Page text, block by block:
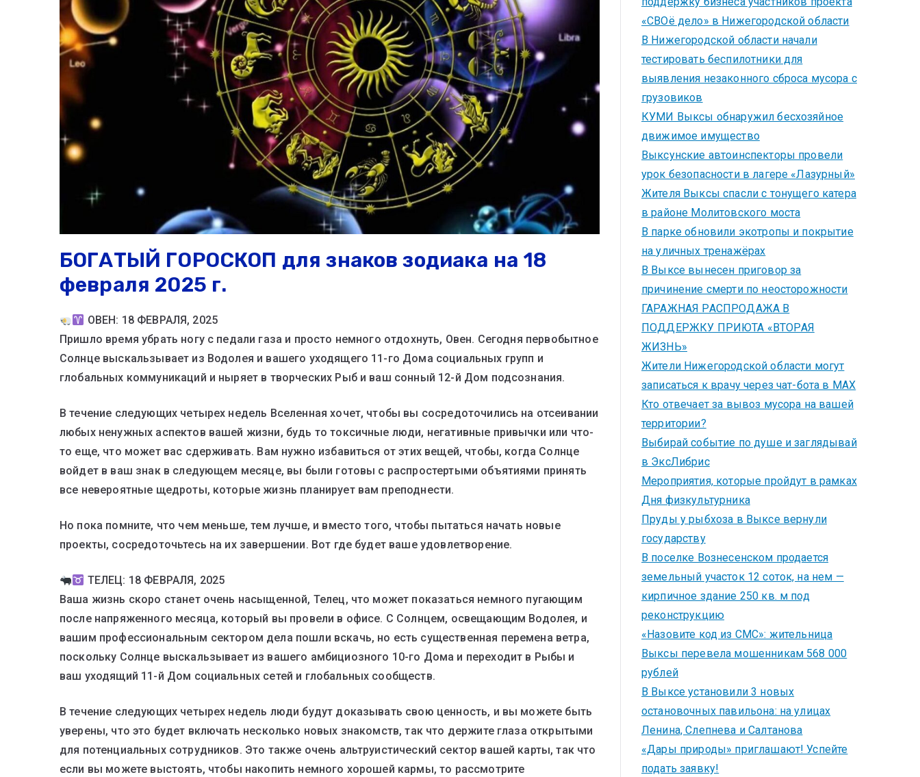
БОГАТЫЙ ГОРОСКОП для знаков зодиака на 18
февраля 2025 г.
ОВЕН: 18 ФЕВРАЛЯ, 2025
Пришло время убрать ногу с педали газа и просто немного отдохнуть, Овен. Сегодня первобытное
Солнце выскальзывает из Водолея и вашего уходящего 11-го Дома социальных групп и
глобальных коммуникаций и ныряет в творческих Рыб и ваш сонный 12-й Дом подсознания.
В течение следующих четырех недель Вселенная хочет, чтобы вы сосредоточились на отсеивании
любых ненужных аспектов вашей жизни, будь то токсичные люди, негативные привычки или что-
то еще, что может вас сдерживать. Вам нужно избавиться от этих вещей, чтобы, когда Солнце
войдет в ваш знак в следующем месяце, вы были готовы с распростертыми объятиями принять
все невероятные щедроты, которые жизнь планирует вам преподнести.
Но пока помните, что чем меньше, тем лучше, и вместо того, чтобы пытаться начать новые
проекты, сосредоточьтесь на их завершении. Вот где будет ваше удовлетворение.
ТЕЛЕЦ: 18 ФЕВРАЛЯ, 2025
Ваша жизнь скоро станет очень насыщенной, Телец, что может показаться немного пугающим
после напряженного месяца, который вы провели в офисе. С Солнцем, освещающим Водолея, и
вашим профессиональным сектором дела пошли вскачь, но есть существенная перемена ветра,
поскольку Солнце выскальзывает из вашего амбициозного 10-го Дома и переходит в Рыбы и
ваш уходящий 11-й Дом социальных сетей и глобальных сообществ.
В течение следующих четырех недель люди будут доказывать свою ценность, и вы можете быть
уверены, что это будет включать несколько новых знакомств, так что держите глаза открытыми
для потенциальных сотрудников. Это также очень альтруистический сектор вашей карты, так что
если вы можете выстоять, чтобы накопить немного хорошей кармы, то рассмотрите
«СВОё дело» в Нижегородской области
В Нижегородской области начали
тестировать беспилотники для
выявления незаконного сброса мусора с
грузовиков
КУМИ Выксы обнаружил бесхозяйное
движимое имущество
Выксунские автоинспекторы провели
урок безопасности в лагере «Лазурный»
Жителя Выксы спасли с тонущего катера
в районе Молитовского моста
В парке обновили экотропы и покрытие
на уличных тренажёрах
В Выксе вынесен приговор за
причинение смерти по неосторожности
ГАРАЖНАЯ РАСПРОДАЖА В
ПОДДЕРЖКУ ПРИЮТА «ВТОРАЯ
ЖИЗНЬ»
Жители Нижегородской области могут
записаться к врачу через чат-бота в MAX
Кто отвечает за вывоз мусора на вашей
территории?
Выбирай событие по душе и заглядывай
в ЭксЛибрис
Мероприятия, которые пройдут в рамках
Дня физкультурника
Пруды у рыбхоза в Выксе вернули
государству
В поселке Вознесенском продается
земельный участок 12 соток, на нем —
кирпичное здание 250 кв. м под
реконструкцию
«Назовите код из СМС»: жительница
Выксы перевела мошенникам 568 000
рублей
В Выксе установили 3 новых
остановочных павильона: на улицах
Ленина, Слепнева и Салтанова
«Дары природы» приглашают! Успейте
подать заявку!